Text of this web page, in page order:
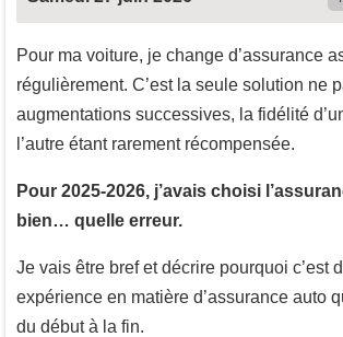
Pour ma voiture, je change d’assurance
régulièrement. C’est la seule solution ne
augmentations successives, la fidélité
l’autre étant rarement récompensée.
Pour 2025-2026, j’avais choisi
bien… quelle erreur.
Je vais être bref et décrire pourquoi c’est
expérience en matière d’assurance auto
du début à la fin.